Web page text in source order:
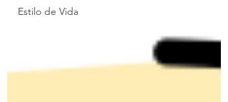
Estilo de Vida